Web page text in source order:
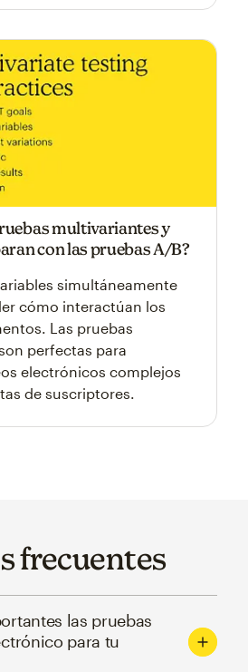
multivariantes y
con las pruebas A/B?
simultáneamente
cómo interactúan los
Las pruebas
perfectas para
electrónicos complejos
de suscriptores.
frecuentes
las pruebas
para tu